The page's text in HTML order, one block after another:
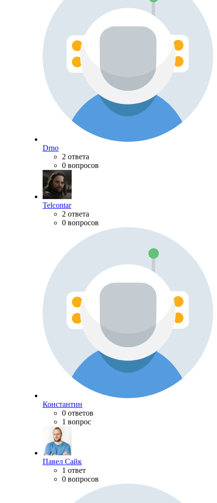
Drno
2 ответа
0 вопросов
Telcontar
2 ответа
0 вопросов
Константин
0 ответов
1 вопрос
Павел Сайк
1 ответ
0 вопросов